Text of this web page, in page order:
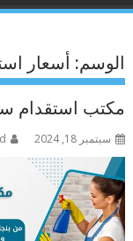
الوسم: أسعار
مكتب استقدام سائق
سبتمبر 18, 2024